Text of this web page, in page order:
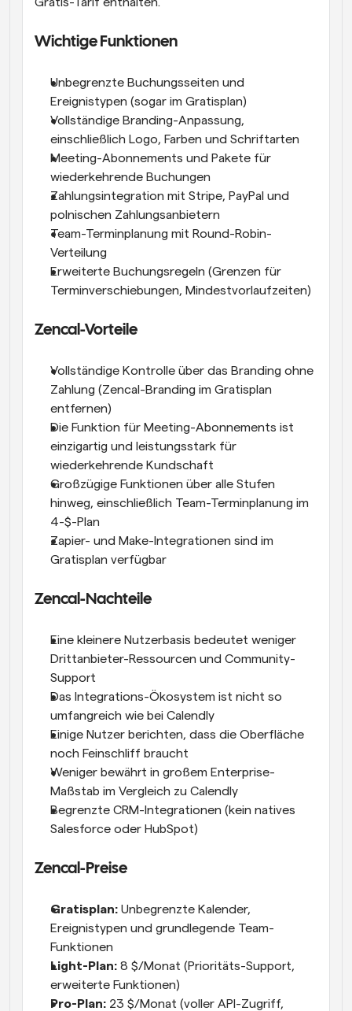
Wichtige Funktionen
Unbegrenzte Buchungsseiten und
Ereignistypen (sogar im Gratisplan)
Vollständige Branding-Anpassung,
einschließlich Logo, Farben und Schriftarten
Meeting-Abonnements und Pakete für
wiederkehrende Buchungen
Zahlungsintegration mit Stripe, PayPal und
polnischen Zahlungsanbietern
Team-Terminplanung mit Round-Robin-
Verteilung
Erweiterte Buchungsregeln (Grenzen für
Terminverschiebungen, Mindestvorlaufzeiten)
Zencal-Vorteile
Vollständige Kontrolle über das Branding ohne
Zahlung (Zencal-Branding im Gratisplan
entfernen)
Die Funktion für Meeting-Abonnements ist
einzigartig und leistungsstark für
wiederkehrende Kundschaft
Großzügige Funktionen über alle Stufen
hinweg, einschließlich Team-Terminplanung im
4-$-Plan
Zapier- und Make-Integrationen sind im
Gratisplan verfügbar
Zencal-Nachteile
Eine kleinere Nutzerbasis bedeutet weniger
Drittanbieter-Ressourcen und Community-
Support
Das Integrations-Ökosystem ist nicht so
umfangreich wie bei Calendly
Einige Nutzer berichten, dass die Oberfläche
noch Feinschliff braucht
Weniger bewährt in großem Enterprise-
Maßstab im Vergleich zu Calendly
Begrenzte CRM-Integrationen (kein natives
Salesforce oder HubSpot)
Zencal-Preise
Gratisplan: Unbegrenzte Kalender,
Ereignistypen und grundlegende Team-
Funktionen
Light-Plan: 8 $/Monat (Prioritäts-Support,
erweiterte Funktionen)
Pro-Plan: 23 $/Monat (voller API-Zugriff,